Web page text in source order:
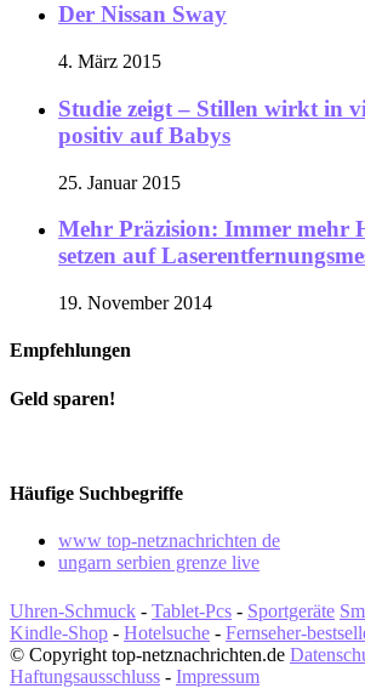
Der Nissan Sway
4. März 2015
Studie zeigt – Stillen wirkt in
positiv auf Babys
25. Januar 2015
Mehr Präzision: Immer mehr
setzen auf
19. November 2014
Empfehlungen
Geld sparen!
Häufige Suchbegriffe
www top-netznachrichten de
ungarn serbien grenze live
Uhren-Schmuck - Tablet-Pcs - Sportgeräte
Kindle-Shop - Hotelsuche - Fernseher-
© Copyright top-netznachrichten.de
Haftungsausschluss - Impressum